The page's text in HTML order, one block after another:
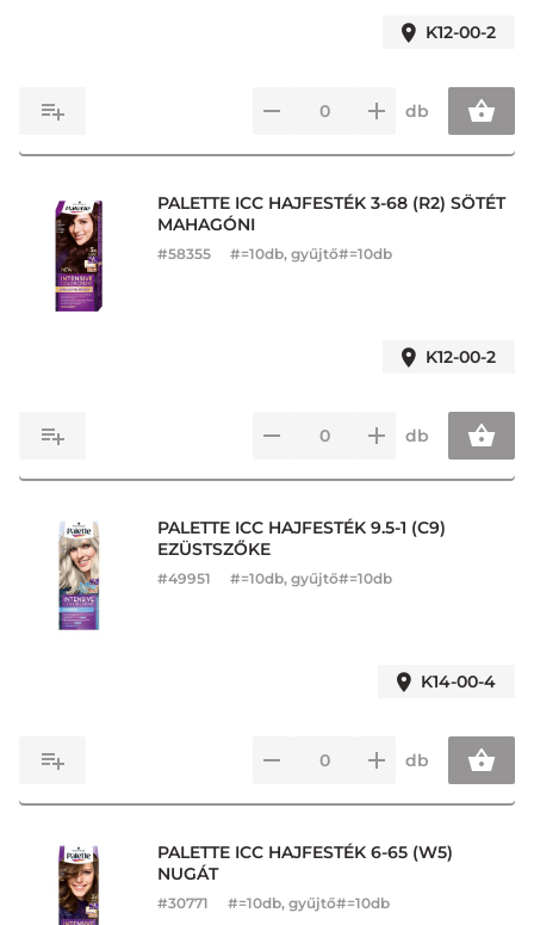
K12-00-2
db
PALETTE ICC HAJFESTÉK 3-68 (R2) SÖTÉT
MAHAGÓNI
#58355 #=10db, gyűjtő#=10db
K12-00-2
db
PALETTE ICC HAJFESTÉK 9.5-1 (C9)
EZÜSTSZŐKE
#49951 #=10db, gyűjtő#=10db
K14-00-4
db
PALETTE ICC HAJFESTÉK 6-65 (W5)
NUGÁT
#30771 #=10db, gyűjtő#=10db